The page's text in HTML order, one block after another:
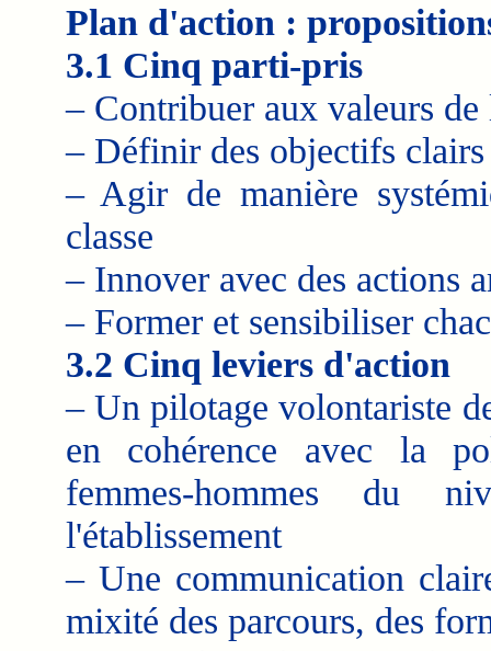
Plan d'action :
3.1 Cinq parti-pris
– Contribuer aux valeurs
– Définir des objectifs clairs
– Agir de manière
classe
– Innover avec des actions
– Former et sensibiliser
3.2 Cinq leviers d'action
– Un pilotage volontariste
en cohérence avec la
femmes-hommes du
l'établissement
– Une communication
mixité des parcours, des